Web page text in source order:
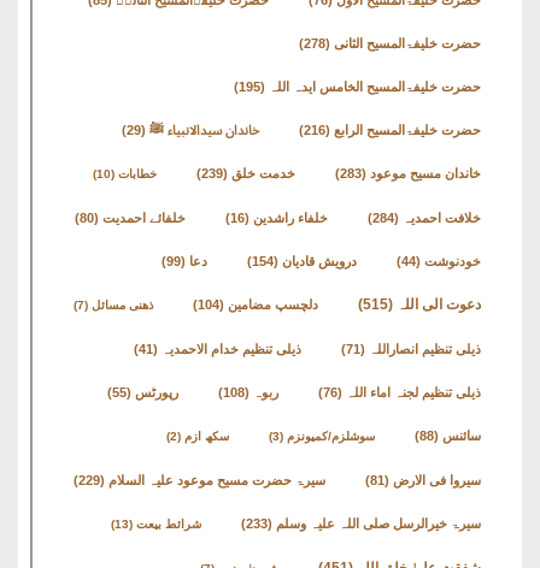
حضرت خلیفۃالمسیح الثانی (278)
حضرت خلیفۃالمسیح الخامس ایدہ اللہ (195)
حضرت خلیفۃالمسیح الرابع (216) خاندان سیدالانبیاء ﷺ (29)
خاندان مسیح موعود (283) خدمت خلق (239) خطابات (10)
خلافت احمدیہ (284) خلفاء راشدین (16) خلفائے احمدیت (80)
خودنوشت (44) درویش قادیان (154) دعا (99)
دعوت الی اللہ (515) دلچسپ مضامین (104) ذھنی مسائل (7)
ذیلی تنظیم انصاراللہ (71) ذیلی تنظیم خدام الاحمدیہ (41)
ذیلی تنظیم لجنہ اماء اللہ (76) ربوہ (108) رپورٹس (55)
سائنس (88) سوشلزم/کمیونزم (3) سکھ ازم (2)
سیروا فی الارض (81) سیرۃ حضرت مسیح موعود علیہ السلام (229)
سیرۃ خیرالرسل صلی اللہ علیہ وسلم (233) شرائط بیعت (13)